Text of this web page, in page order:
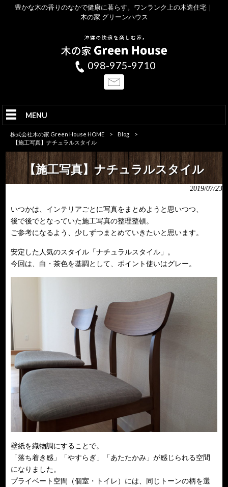
豊かな木の香りのなかで健康に暮らす。ワンランク上の木造住宅｜
木の家 グリーンハウス
098-975-9710
MENU
株式会社木の家 Green House HOME > Blog
>
【施工写真】ナチュラルスタイル
【施工写真】ナチュラルスタイル
2019/07/23
いつかは、インテリアごとに写真をまとめようと思いつつ、
後で後でとなっていた施工写真の整理整頓。
ご参考になるよう、少しずつまとめていきたいと思います。
安定した人気のスタイル「ナチュラルスタイル」。
今回は、白・茶色を基調として、ポイント使いはグレー。
壁紙を織物調にすることで。
「落ち着き感」「やすらぎ」「あたたかみ」が感じられる空間
になりました。
プライベート空間（個室・トイレ）には、同じトーンの柄を選